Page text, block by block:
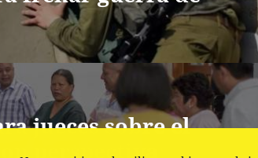
jueces sobre el
perspectiva